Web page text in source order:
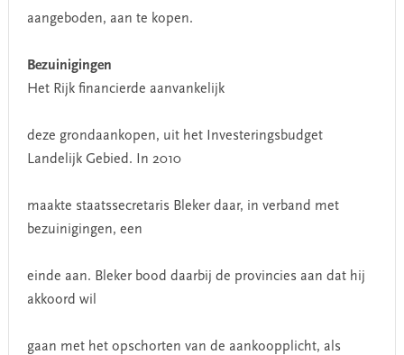
aangeboden, aan te kopen.
Bezuinigingen
Het Rijk financierde aanvankelijk
deze grondaankopen, uit het Investeringsbudget
Landelijk Gebied. In 2010
maakte staatssecretaris Bleker daar, in verband met
bezuinigingen, een
einde aan. Bleker bood daarbij de provincies aan dat hij
akkoord wil
gaan met het opschorten van de aankoopplicht, als